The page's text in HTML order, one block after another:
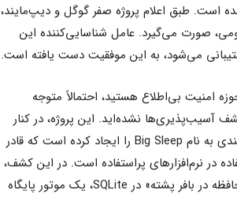
است. طبق اعلام پروژه صفر گوگل و دیپ‌مایند،
صورت می‌گیرد. عامل شناسایی‌کننده این
امنیت بی‌اطلاع هستید، احتمالاً متوجه
آسیب‌پذیری‌ها نشده‌اید. این پروژه، در کنار
دیپ‌مایند، آزمایشگاه هوش مصنوعی گوگل، عامل هوشمندی به نام Big Sleep را ایجاد کرده است که قادر
در نرم‌افزارهای پراستفاده است. در این کشف،
Big Sleep یک آسیب‌پذیری تحت عنوان «کمبود فضای حافظه در بافر پشته» در SQLite، یک موتور پایگاه